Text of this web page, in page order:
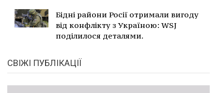
Бідні райони Росії отримали вигоду
від конфлікту з Україною: WSJ
поділилося деталями.
СВІЖІ ПУБЛІКАЦІЇ